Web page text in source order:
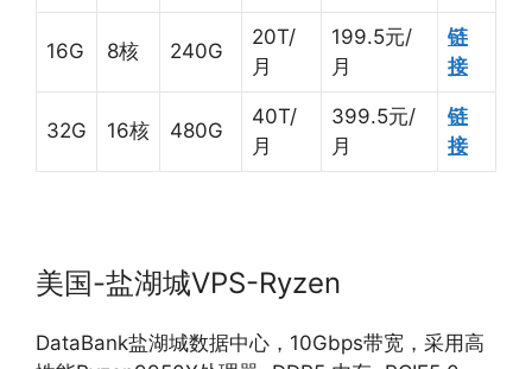
16G 8核 240G
20T/
月
199.5元/
月
链
接
32G 16核 480G
40T/
月
399.5元/
月
链
接
美国-盐湖城VPS-Ryzen
DataBank盐湖城数据中心，10Gbps带宽，采用高